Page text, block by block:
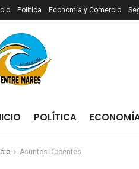
Política Economía y Comercio
POLÍTICA
Asuntos Docentes